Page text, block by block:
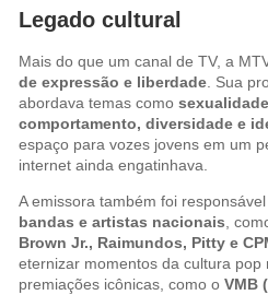
Legado cultural
Mais do que um canal de TV, a
de expressão e liberdade . Sua
abordava temas como
comportamento, diversidade e
espaço para vozes jovens em um
internet ainda engatinhava.
A emissora também foi
bandas e artistas nacionais ,
Brown Jr., Raimundos, Pitty e
eternizar momentos da cultura pop
premiações icônicas, como o VMB